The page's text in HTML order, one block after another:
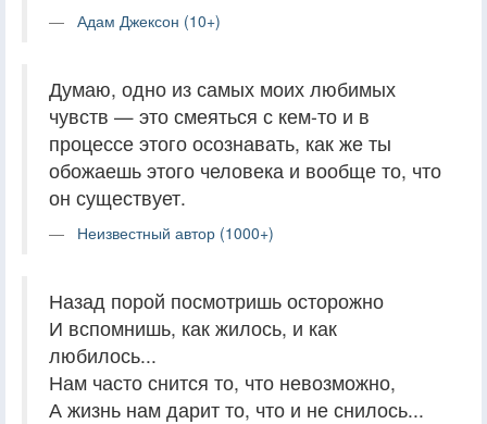
Адам Джексон (10+)
Думаю, одно из самых моих любимых
чувств — это смеяться с кем-то и в
процессе этого осознавать, как же ты
обожаешь этого человека и вообще то, что
он существует.
Неизвестный автор (1000+)
Назад порой посмотришь осторожно
И вспомнишь, как жилось, и как
любилось...
Нам часто снится то, что невозможно,
А жизнь нам дарит то, что и не снилось...